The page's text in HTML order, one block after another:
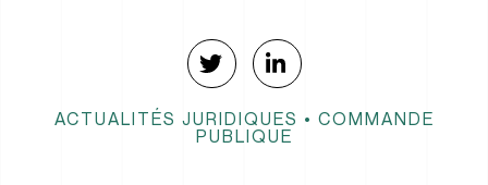
ACTUALITÉS JURIDIQUES • COMMANDE
PUBLIQUE